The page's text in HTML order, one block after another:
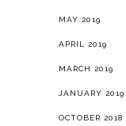
MAY 2019
APRIL 2019
MARCH 2019
JANUARY 2019
OCTOBER 2018